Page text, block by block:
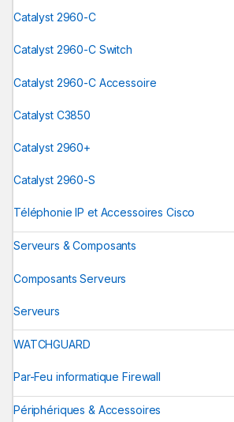
Catalyst 2960-C
Catalyst 2960-C Switch
Catalyst 2960-C Accessoire
Catalyst C3850
Catalyst 2960+
Catalyst 2960-S
Téléphonie IP et Accessoires Cisco
Serveurs & Composants
Composants Serveurs
Serveurs
WATCHGUARD
Par-Feu informatique Firewall
Périphériques & Accessoires